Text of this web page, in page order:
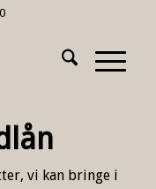
vi kan bringe i